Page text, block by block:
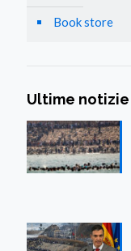
Book store
Ultime notizie